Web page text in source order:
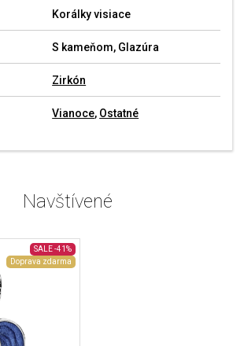
Korálky visiace
S kameňom, Glazúra
Zirkón
Vianoce, Ostatné
Navštívené
SALE -41%
Doprava zdarma